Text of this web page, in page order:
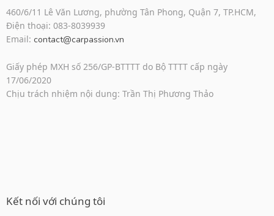
460/6/11 Lê Văn Lương, phường Tân Phong, Quận 7, TP.HCM,
Điện thoại: 083-8039939
Email: contact@carpassion.vn
Giấy phép MXH số 256/GP-BTTTT do Bộ TTTT cấp ngày
17/06/2020
Chịu trách nhiệm nội dung: Trần Thị Phương Thảo
Kết nối với chúng tôi